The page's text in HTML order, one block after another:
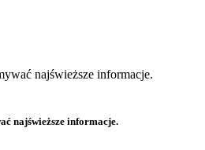
najświeższe informacje.
najświeższe informacje.